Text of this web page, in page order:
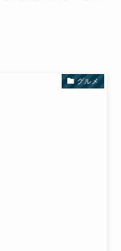
グルメ